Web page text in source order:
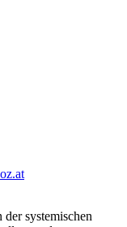
systemischen